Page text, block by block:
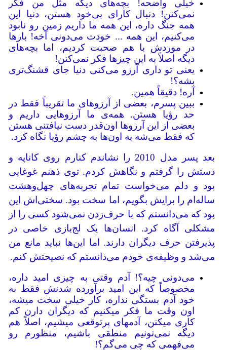
خیلی واضحه! بچه‌های دیگه مثل من فکر
نمی‌کنن! دنبال کارای بی‌خود هستن، دنیا این
همه جنگ داره، این همه ما داریم زمین رو نابود
می‌کنیم، این همه ... خودت می‌دونی آخه! بارها
در موردش با هم صحبت کردیم، اما بچه‌های
دیگه اصلاً به این چیزها فکر نمی‌کنن!
یعنی تو داری آرزو می‌کنی دنیا جای قشنگ‌تری
بشه؟!
آره! دقیقاً همین.
ببین پسرم، بعضی از آرزوهای ما تقریباً فقط در
حد رؤیا هستن. همه‌ی ما آرزوهایی داریم و
بعضی از این آرزوها اون‌قدر دست نیافتنی هستن
که فقط می‌شه به اون‌ها به چشم رؤیا نگاه کرد.
بعد پسر مدل 2010 را نشاندم کنارم روی کاناپه و
دستش را گرفتم و نگاهش کردم. توی ذهنم غوغایی
بود و دلم می‌خواست تمام تجربه‌های چهل‌وهشت
ساله‌ام را برایش بگویم، اما سخت بود. سختی‌اش این
بود که می‌دانستم که با حرف‌زدن نمی‌شود کسی را از
مشکلی آگاه کرد. انسان‌ها یک لج‌بازی خاصی در
پذیرفتن حرف دیگران دارند. اما این‌ها نباید مانع من
می‌شد و وظیفه‌ی خودم می‌دانستم که نصیحتش کنم.
می‌دونی چیه؟! آدم وقتی به چیزی امید داره،
مخصوصاً که این امید برآورده شدنش فقط به
خود آدم بستگی نداره، کار خیلی سخت می‎شه،
اون وقت ما فکر می‎کنیم که دیگران دارن کم
کاری می‎کنن، آدم‎های پرتوقعی می‎شیم، اصلاً هم
دیگه نمی‌تونیم منطقی باشیم، منظورم رو
می‌فهمی که چی می‌گم؟!